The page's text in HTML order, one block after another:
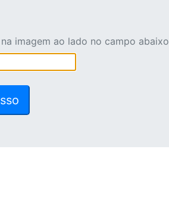
imagem ao lado no campo abaixo